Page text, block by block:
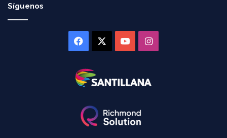
Síguenos
Facebook YouTubeInstagram